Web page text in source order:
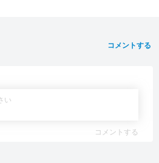
コメントする
コメントする